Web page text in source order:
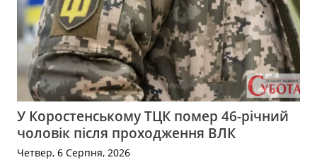
У Коростенському ТЦК помер 46-річний
чоловік після проходження ВЛК
Четвер, 6 Серпня, 2026